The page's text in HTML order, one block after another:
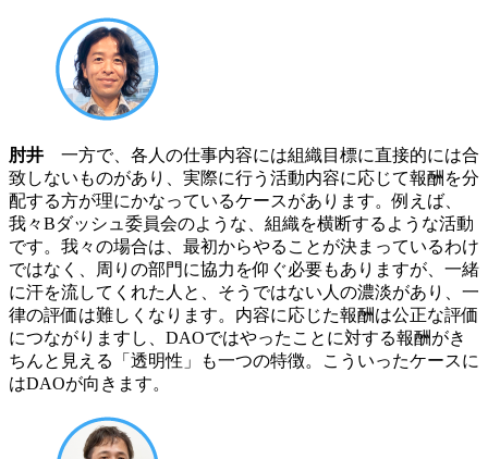
肘井 一方で、各人の仕事内容には組織目標に直接的には合
致しないものがあり、実際に行う活動内容に応じて報酬を分
配する方が理にかなっているケースがあります。例えば、
我々Bダッシュ委員会のような、組織を横断するような活動
です。我々の場合は、最初からやることが決まっているわけ
ではなく、周りの部門に協力を仰ぐ必要もありますが、一緒
に汗を流してくれた人と、そうではない人の濃淡があり、一
律の評価は難しくなります。内容に応じた報酬は公正な評価
につながりますし、DAOではやったことに対する報酬がき
ちんと見える「透明性」も一つの特徴。こういったケースに
はDAOが向きます。